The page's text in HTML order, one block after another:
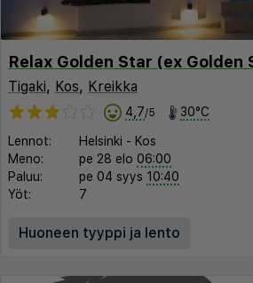
Tigaki, Kos, Kreikka
4,7/5 30°C
Lennot: Helsinki - Kos
Meno:
pe 28 elo 06:00
Paluu:
pe 04 syys 10:40
Yöt:
7
Huoneen tyyppi ja lento